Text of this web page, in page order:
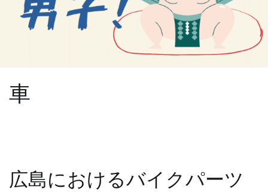
車
広島におけるバイクパーツ